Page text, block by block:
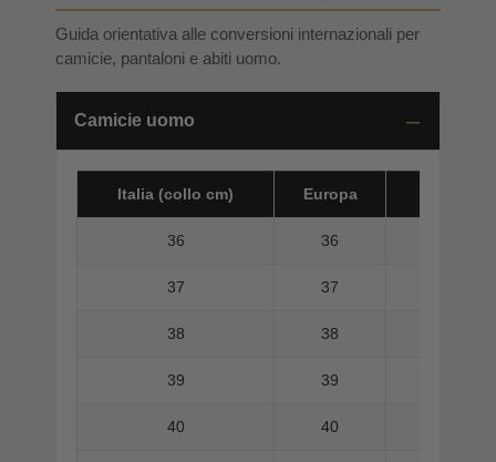
Guida orientativa alle conversioni internazionali per
camicie, pantaloni e abiti uomo.
Camicie uomo
Italia (collo cm) Europa
36 36
37 37
38 38
39 39
40 40